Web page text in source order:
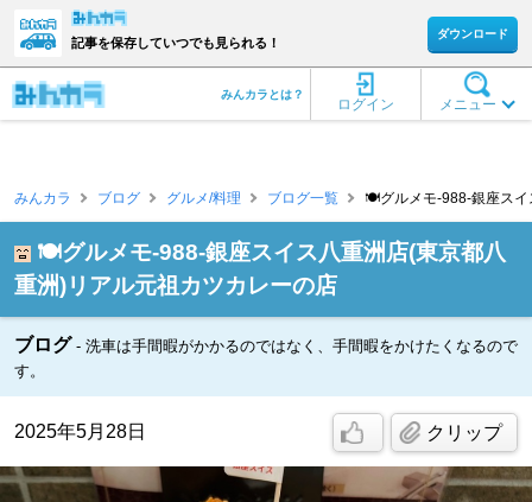
記事を保存していつでも見られる！
ダウンロード
メニュー
ログイン
みんカラとは？
みんカラ ブログ グルメ/料理 ブログ一覧 🍽️グルメモ-988-銀座スイ
🍽️グルメモ-988-銀座スイス八重洲店(東京都八
重洲)リアル元祖カツカレーの店
ブログ
洗車は手間暇がかかるのではなく、手間暇をかけたくなるので
す。
2025年5月28日 クリップ